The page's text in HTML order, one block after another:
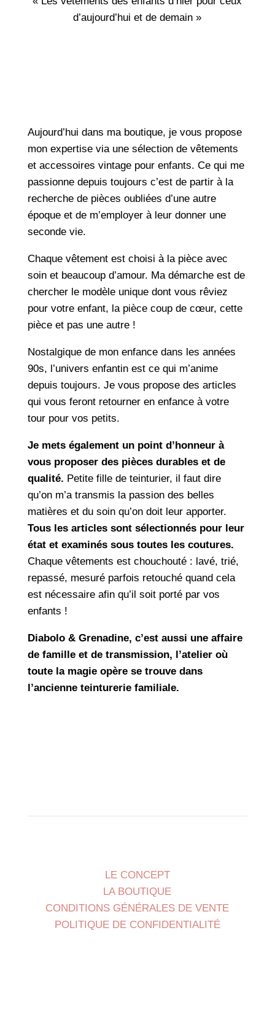
d’aujourd’hui et de demain »
Aujourd’hui dans ma boutique, je vous propose
mon expertise via une sélection de vêtements
et accessoires vintage pour enfants. Ce qui me
passionne depuis toujours c’est de partir à la
recherche de pièces oubliées d’une autre
époque et de m’employer à leur donner une
seconde vie.
Chaque vêtement est choisi à la pièce avec
soin et beaucoup d’amour. Ma démarche est de
chercher le modèle unique dont vous rêviez
pour votre enfant, la pièce coup de cœur, cette
pièce et pas une autre !
Nostalgique de mon enfance dans les années
90s, l’univers enfantin est ce qui m’anime
depuis toujours. Je vous propose des articles
qui vous feront retourner en enfance à votre
tour pour vos petits.
Je mets également un point d’honneur à
vous proposer des pièces durables et de
qualité. Petite fille de teinturier, il faut dire
qu’on m’a transmis la passion des belles
matières et du soin qu’on doit leur apporter.
Tous les articles sont sélectionnés pour leur
état et examinés sous toutes les coutures.
Chaque vêtements est chouchouté : lavé, trié,
repassé, mesuré parfois retouché quand cela
est nécessaire afin qu’il soit porté par vos
enfants !
Diabolo & Grenadine, c’est aussi une affaire
de famille et de transmission, l’atelier où
toute la magie opère se trouve dans
l’ancienne teinturerie familiale.
LE CONCEPT
LA BOUTIQUE
CONDITIONS GÉNÉRALES DE VENTE
POLITIQUE DE CONFIDENTIALITÉ